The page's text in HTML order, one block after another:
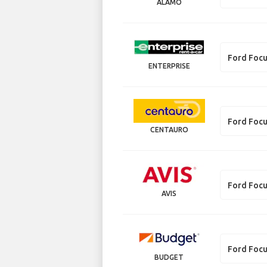
ALAMO
ENTERPRISE
Ford
CENTAURO
Ford
AVIS
Ford
BUDGET
Ford